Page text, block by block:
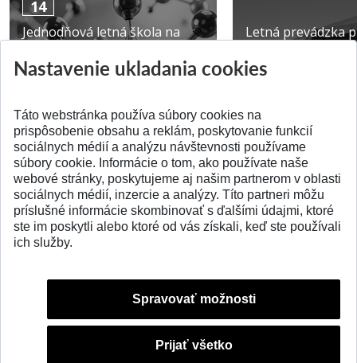
14
Jednodňová letná škola na
Pridané 28.07.2026
Letná prevádzka
Pridané 23.06.2026
SPÄŤ NA VRCH
Nastavenie ukladania cookies
Táto webstránka používa súbory cookies na
prispôsobenie obsahu a reklám, poskytovanie funkcií
sociálnych médií a analýzu návštevnosti používame
súbory cookie. Informácie o tom, ako používate naše
webové stránky, poskytujeme aj našim partnerom v oblasti
sociálnych médií, inzercie a analýzy. Títo partneri môžu
príslušné informácie skombinovať s ďalšími údajmi, ktoré
ste im poskytli alebo ktoré od vás získali, keď ste používali
ich služby.
Spravovať možnosti
Prijať všetko